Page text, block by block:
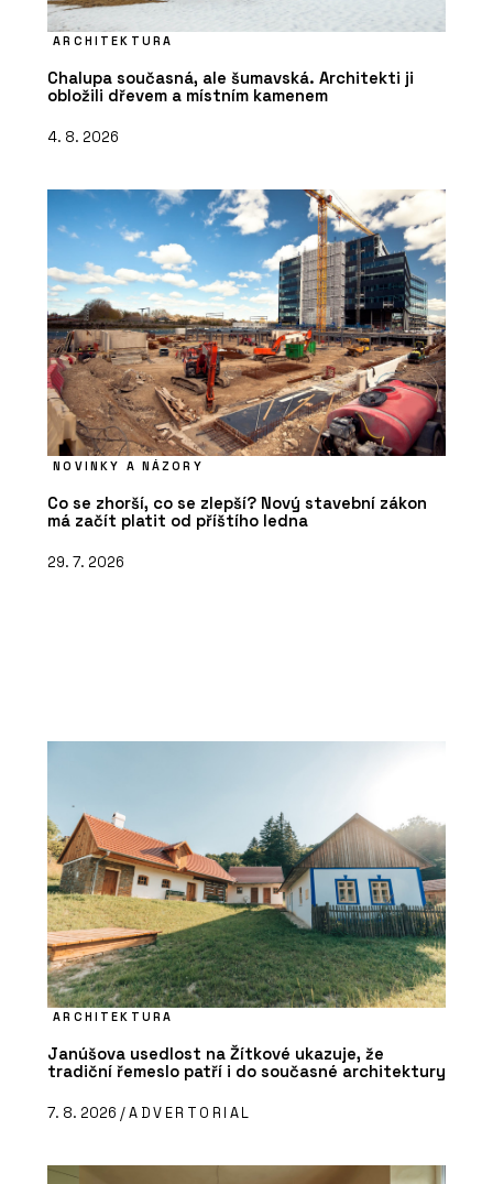
ARCHITEKTURA
Chalupa současná, ale šumavská. Architekti ji
obložili dřevem a místním kamenem
4. 8. 2026
NOVINKY A NÁZORY
Co se zhorší, co se zlepší? Nový stavební zákon
má začít platit od příštího ledna
29. 7. 2026
ARCHITEKTURA
Janúšova usedlost na Žítkové ukazuje, že
tradiční řemeslo patří i do současné architektury
7. 8. 2026 /ADVERTORIAL